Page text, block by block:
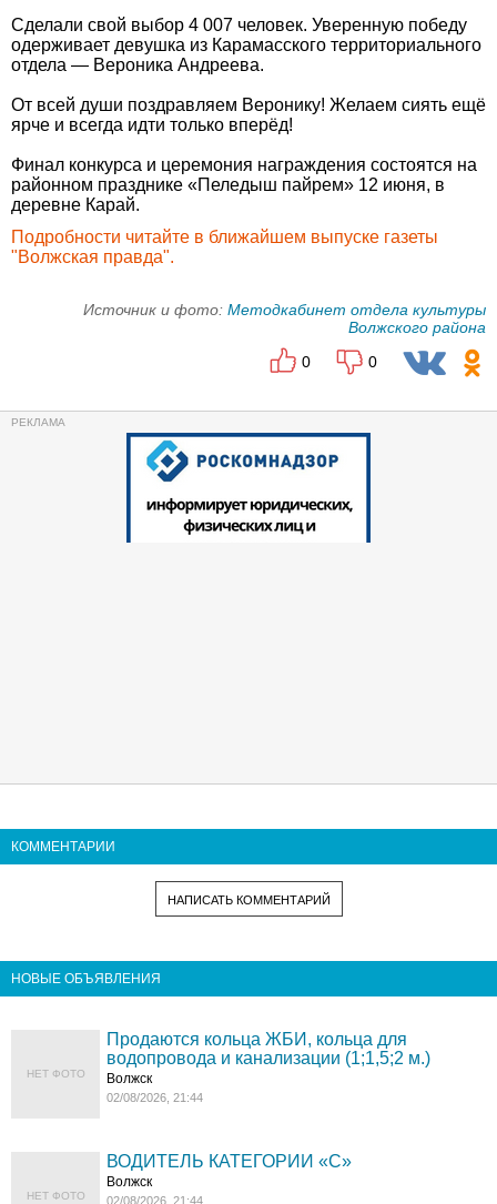
Сделали свой выбор 4 007 человек. Уверенную победу
одерживает девушка из Карамасского территориального
отдела — Вероника Андреева.
От всей души поздравляем Веронику! Желаем сиять ещё
ярче и всегда идти только вперёд!
Финал конкурса и церемония награждения состоятся на
районном празднике «Пеледыш пайрем» 12 июня, в
деревне Карай.
Подробности читайте в ближайшем выпуске газеты
"Волжская правда".
Источник и фото: Методкабинет отдела культуры
Волжского района
0
0
КОММЕНТАРИИ
НАПИСАТЬ КОММЕНТАРИЙ
НОВЫЕ ОБЪЯВЛЕНИЯ
НЕТ ФОТО
Продаются кольца ЖБИ, кольца для
водопровода и канализации (1;1,5;2 м.)
Волжск
02/08/2026, 21:44
НЕТ ФОТО
ВОДИТЕЛЬ КАТЕГОРИИ «C»
Волжск
02/08/2026, 21:44